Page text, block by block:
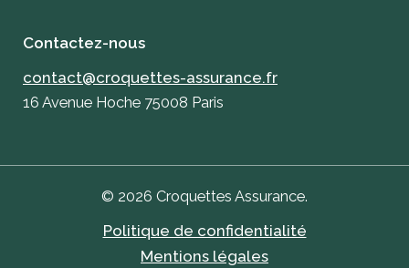
Contactez-nous
contact@croquettes-assurance.fr
16 Avenue Hoche 75008 Paris
© 2026 Croquettes Assurance.
Politique de confidentialité
Mentions légales